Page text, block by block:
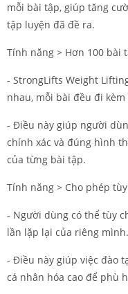
mỗi bài tập, giúp tăng
tập luyện đã đề ra.
Tính năng > Hơn 100 bài
- StrongLifts Weight
nhau, mỗi bài đều đi
- Điều này giúp người
chính xác và đúng hình
của từng bài tập.
Tính năng > Cho phép
- Người dùng có thể tùy
lần lặp lại của riêng mình.
- Điều này giúp việc đào
cá nhân hóa cao để phù